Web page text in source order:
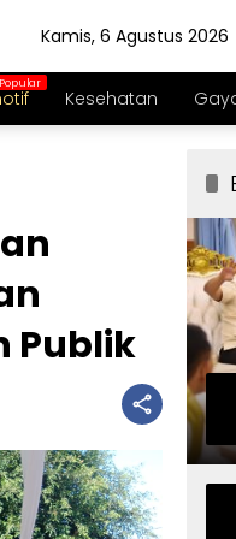
Kamis, 6 Agustus 2026
Kesehatan
Publik